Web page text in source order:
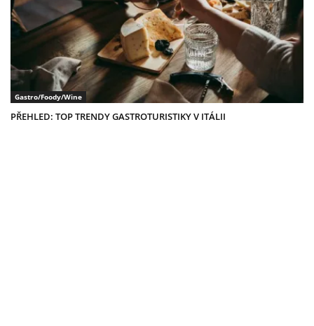
Gastro/Foody/Wine
PŘEHLED: TOP TRENDY GASTROTURISTIKY V ITÁLII